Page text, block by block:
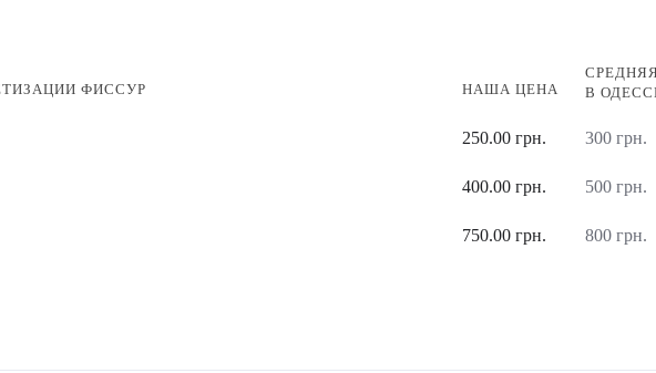
ФИССУР НАША ЦЕНА
В
250.00 грн. 300 грн.
400.00 грн. 500 грн.
750.00 грн. 800 грн.